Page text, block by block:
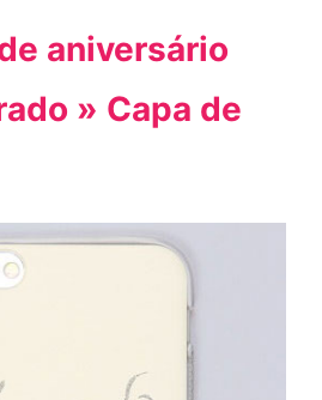
aniversário
» Capa de